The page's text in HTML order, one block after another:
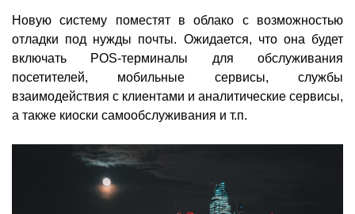
Новую систему поместят в облако с возможностью
отладки под нужды почты. Ожидается, что она будет
включать POS-терминалы для обслуживания
посетителей, мобильные сервисы, службы
взаимодействия с клиентами и аналитические сервисы,
а также киоски самообслуживания и т.п.